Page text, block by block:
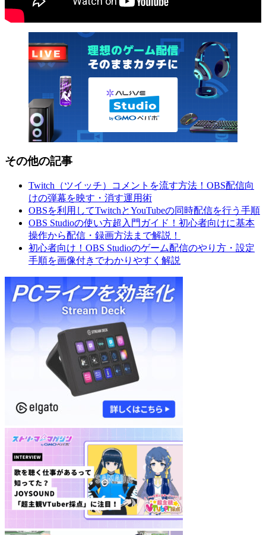
その他の記事
Twitch（ツイッチ）コメントを流す方法！OBS配信向
けの弾幕を映す・消す運用術
OBSを利用してTwitchとYouTubeの同時配信を行う手順
OBS Studioの使い方超入門ガイド！初心者向けに基本
操作から配信・録画方法まで解説！
初心者向け！OBS Studioのゲーム配信のやり方・設定
手順を画像付きでわかりやすく解説
Elgato:SP